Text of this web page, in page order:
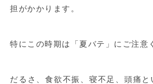
担がかかります。
特にこの時期は「夏バテ」にご注意
だるさ、食欲不振、寝不足、頭痛と